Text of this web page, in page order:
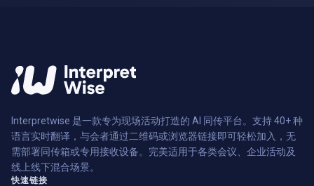
Interpretwise 是一款专为现场活动打造的 AI 同传平台。支持 40+ 种
语言实时翻译，与会者通过二维码或浏览器链接即可轻松加入，无
需部署同传箱或专用接收设备。完美适用于各类会议、企业活动及
线上线下混合场景。
快速链接